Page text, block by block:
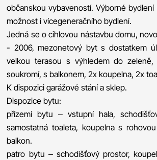
občanskou vybaveností. Výborné
možnost i vícegeneračního bydlení.
Jedná se o cihlovou nástavbu domu,
- 2006, mezonetový byt s dostatkem
velkou terasou s výhledem do zeleně,
soukromí, s balkonem, 2x koupelna, 2x
K dispozici garážové stání a sklep.
Dispozice bytu:
přízemí bytu – vstupní hala,
samostatná toaleta, koupelna s
balkon.
patro bytu – schodišťový prostor,